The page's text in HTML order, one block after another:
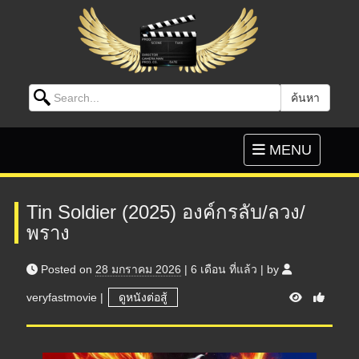
Search for: ค้นหา
Toggle
navigation
MENU
Tin Soldier (2025) องค์กรลับ/ลวง/
พราง
Posted on 28 มกราคม 2026 | 6 เดือน ที่แล้ว | by
veryfastmovie | ดูหนังต่อสู้ V
i
e